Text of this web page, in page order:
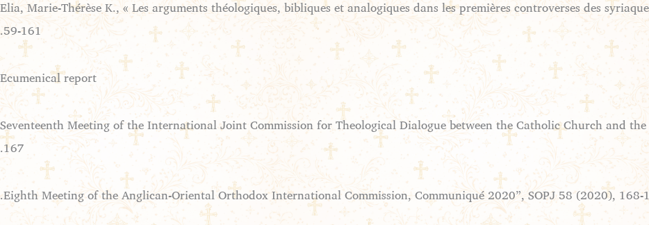
Elia, Marie-Thérèse K., « Les arguments théologiques, bibliques et analogiques dans les premières controverses des
59-161.
Ecumenical report
“Seventeenth Meeting of the International Joint Commission for Theological Dialogue between the Catholic Church and
167.